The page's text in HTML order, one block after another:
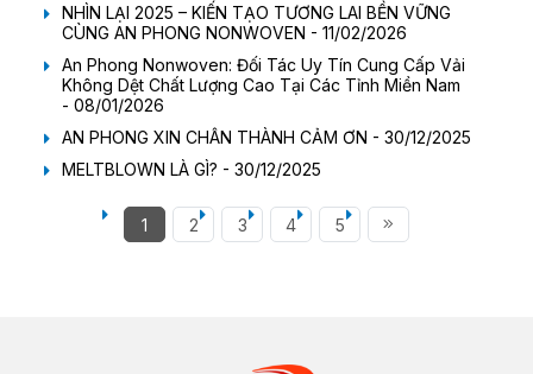
NHÌN LẠI 2025 – KIẾN TẠO TƯƠNG LAI BỀN VỮNG
CÙNG AN PHONG NONWOVEN - 11/02/2026
An Phong Nonwoven: Đối Tác Uy Tín Cung Cấp Vải
Không Dệt Chất Lượng Cao Tại Các Tỉnh Miền Nam
- 08/01/2026
AN PHONG XIN CHÂN THÀNH CẢM ƠN - 30/12/2025
MELTBLOWN LÀ GÌ? - 30/12/2025
1 2 3 4 5